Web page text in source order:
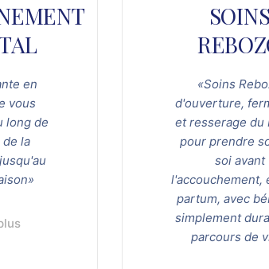
en
vous
long de
la
SOINS
«Soins
d'ouverture,
et resserage du
pour prendre
soi avant
l'accouchement,
partum, avec
simplement
parcours de